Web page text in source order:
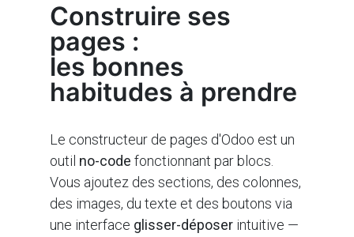
Construire ses
pages :
les bonnes
habitudes à prendre
Le constructeur de pages d'Odoo est un
outil no-code fonctionnant par blocs.
Vous ajoutez des sections, des colonnes,
des images, du texte et des boutons via
une interface glisser-déposer intuitive —